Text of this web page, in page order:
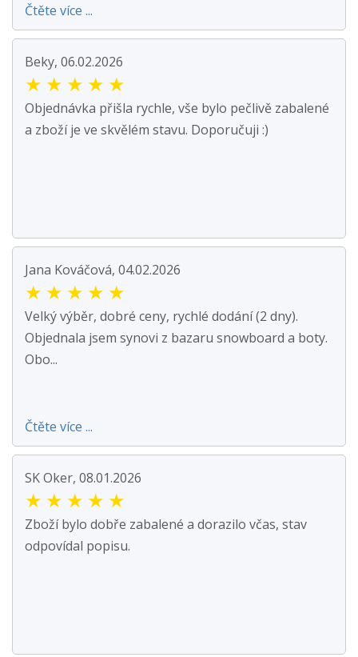
Čtěte více ...
Beky, 06.02.2026
★ ★ ★ ★ ★
Objednávka přišla rychle, vše bylo pečlivě zabalené
a zboží je ve skvělém stavu. Doporučuji :)
Jana Kováčová, 04.02.2026
★ ★ ★ ★ ★
Velký výběr, dobré ceny, rychlé dodání (2 dny).
Objednala jsem synovi z bazaru snowboard a boty.
Obo...
Čtěte více ...
SK Oker, 08.01.2026
★ ★ ★ ★ ★
Zboží bylo dobře zabalené a dorazilo včas, stav
odpovídal popisu.